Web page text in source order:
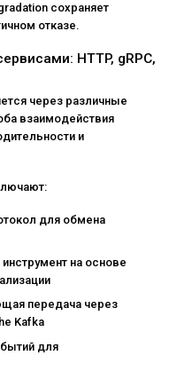
сохраняет
отказе.
HTTP, gRPC,
через различные
взаимодействия
и
для обмена
на основе
передача через
Kafka
для